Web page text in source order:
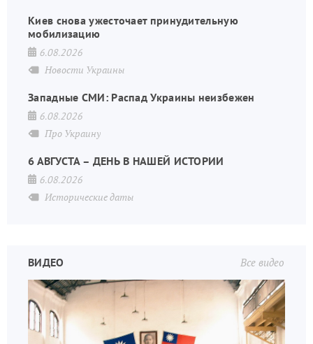
Киев снова ужесточает принудительную
мобилизацию
6.08.2026
Новости Украины
Западные СМИ: Распад Украины неизбежен
6.08.2026
Про Украину
6 АВГУСТА – ДЕНЬ В НАШЕЙ ИСТОРИИ
6.08.2026
Исторические даты
Все видео
ВИДЕО